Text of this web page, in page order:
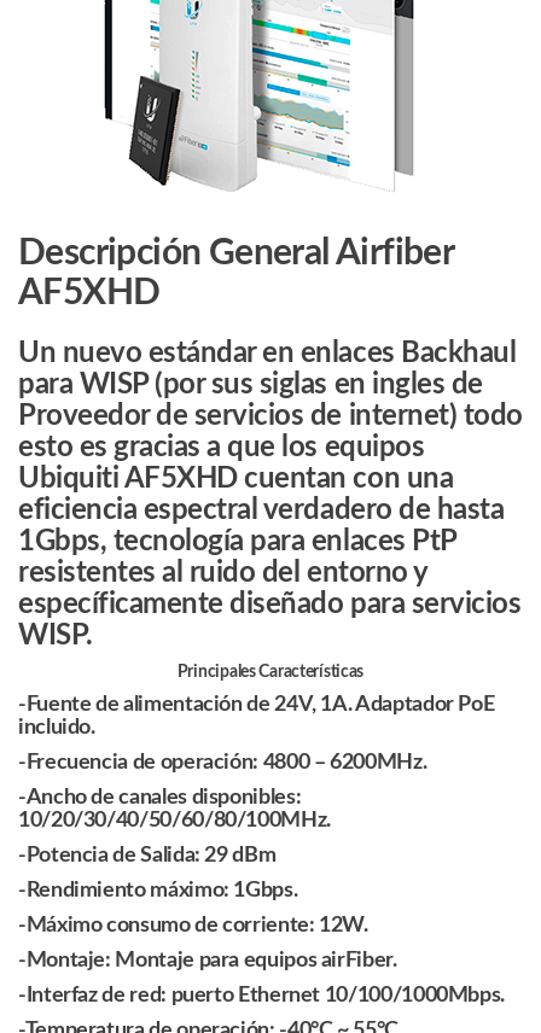
Exterior
Gbps
/
Tecnología
LTU
IP67
cantidad
Descripción General Airfiber
AF5XHD
Un nuevo estándar en enlaces Backhaul
para WISP (por sus siglas en ingles de
Proveedor de servicios de internet) todo
esto es gracias a que los equipos
Ubiquiti AF5XHD cuentan con una
eficiencia espectral verdadero de hasta
1Gbps, tecnología para enlaces PtP
resistentes al ruido del entorno y
específicamente diseñado para servicios
WISP.
Principales Características
-Fuente de alimentación de 24V, 1A. Adaptador PoE
incluido.
-Frecuencia de operación: 4800 – 6200MHz.
-Ancho de canales disponibles:
10/20/30/40/50/60/80/100MHz.
-Potencia de Salida: 29 dBm
-Rendimiento máximo: 1Gbps.
-Máximo consumo de corriente: 12W.
-Montaje: Montaje para equipos airFiber.
-Interfaz de red: puerto Ethernet 10/100/1000Mbps.